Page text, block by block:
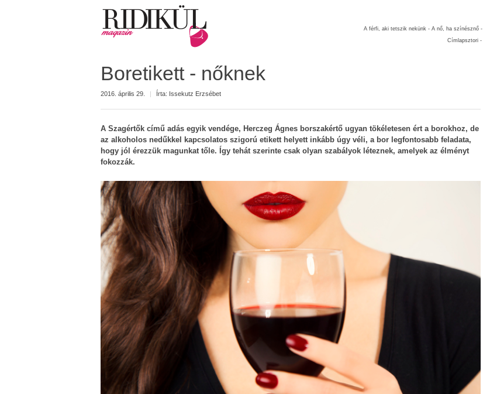
A férfi, aki tetszik nekünk - A nő, ha színésznő -
Címlapsztori -
Boretikett - nőknek
2016. április 29. | Írta: Issekutz Erzsébet
A Szagértők című adás egyik vendége, Herczeg Ágnes borszakértő ugyan tökéletesen ért a borokhoz, de
az alkoholos nedűkkel kapcsolatos szigorú etikett helyett inkább úgy véli, a bor legfontosabb feladata,
hogy jól érezzük magunkat tőle. Így tehát szerinte csak olyan szabályok léteznek, amelyek az élményt
fokozzák.